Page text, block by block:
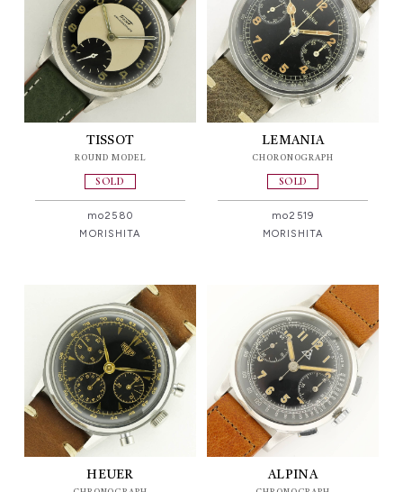
TISSOT
ROUND MODEL
SOLD
mo2580
MORISHITA
LEMANIA
CHORONOGRAPH
SOLD
mo2519
MORISHITA
HEUER ALPINA